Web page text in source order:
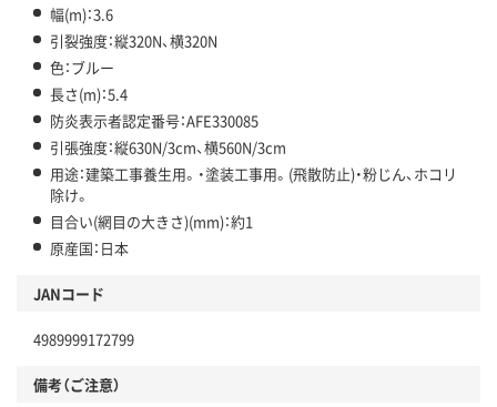
幅(m)：3.6
引裂強度：縦320N、横320N
色：ブルー
長さ(m)：5.4
防炎表示者認定番号：AFE330085
引張強度：縦630N/3cm、横560N/3cm
用途：建築工事養生用。・塗装工事用。(飛散防止)・粉じん、ホコリ
除け。
目合い(網目の大きさ)(mm)：約1
原産国：日本
JANコード
4989999172799
備考（ご注意）